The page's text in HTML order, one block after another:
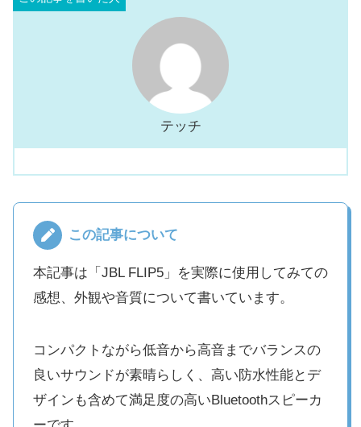
テッチ
この記事について
本記事は「JBL FLIP5」を実際に使用してみての
感想、外観や音質について書いています。
コンパクトながら低音から高音までバランスの
良いサウンドが素晴らしく、高い防水性能とデ
ザインも含めて満足度の高いBluetoothスピーカ